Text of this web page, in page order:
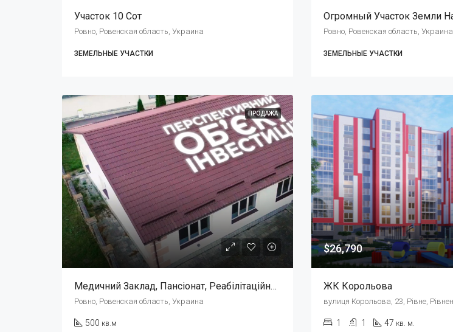
Участок 10 Сот
Ровно, Ровенская область, Украина
ЗЕМЕЛЬНЫЕ УЧАСТКИ
Ровно, Ровенская область, Украина
ЗЕМЕЛЬНЫЕ УЧАСТКИ
ПРОДАЖА
Медичний Заклад, Пансіонат, Реабілітаційний Центр
Ровно, Ровенская область, Украина
500 кв.м
$26,790
ЖК Корольова
1 1 47 кв. м.